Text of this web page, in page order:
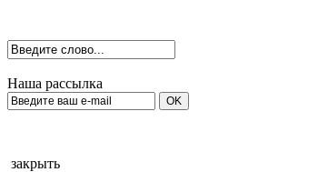
Наша рассылка
закрыть